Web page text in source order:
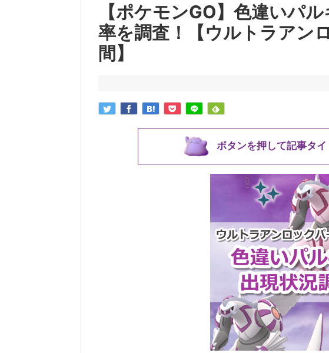
【ポケモンGO】色違いパ
率を調査！【ウルトラアン
間】
ボタンを押して記事タ